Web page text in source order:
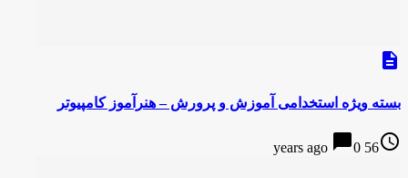
description
بسته ویژه استخدامی آموزش و پرورش – هنرآموز کامپیوتر
access_time
56 years ago
chat_bubble0